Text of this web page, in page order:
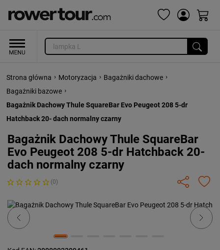
Strona główna › Motoryzacja › Bagażniki dachowe ›
Bagażniki bazowe ›
Bagażnik Dachowy Thule SquareBar Evo Peugeot 208 5-dr
Hatchback 20- dach normalny czarny
Bagażnik Dachowy Thule SquareBar
Evo Peugeot 208 5-dr Hatchback 20-
dach normalny czarny
(0)
Previous Next